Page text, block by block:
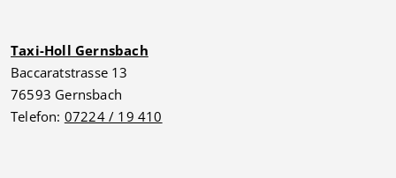
Taxi-Holl Gernsbach
Baccaratstrasse 13
76593 Gernsbach
Telefon: 07224 / 19 410